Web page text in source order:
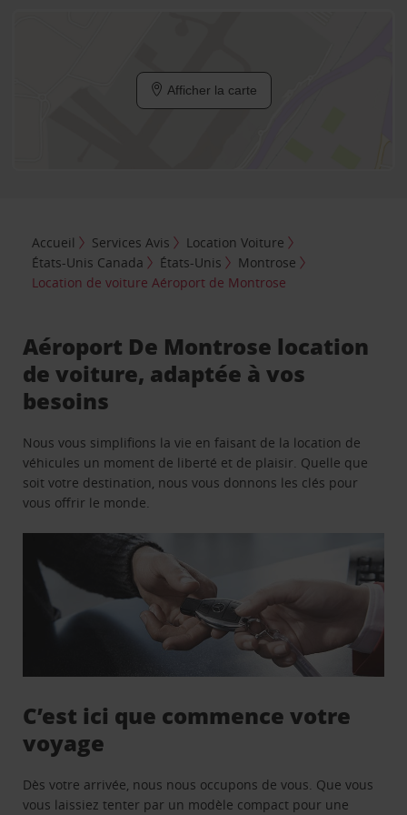
Afficher la carte
Accueil Services Avis
Location Voiture
États-Unis Canada
États-Unis
Montrose
Location de voiture Aéroport de Montrose
Aéroport De Montrose location
de voiture, adaptée à vos
besoins
Nous vous simplifions la vie en faisant de la location de
véhicules un moment de liberté et de plaisir. Quelle que
soit votre destination, nous vous donnons les clés pour
vous offrir le monde.
C’est ici que commence votre
voyage
Dès votre arrivée, nous nous occupons de vous. Que vous
vous laissiez tenter par un modèle compact pour une